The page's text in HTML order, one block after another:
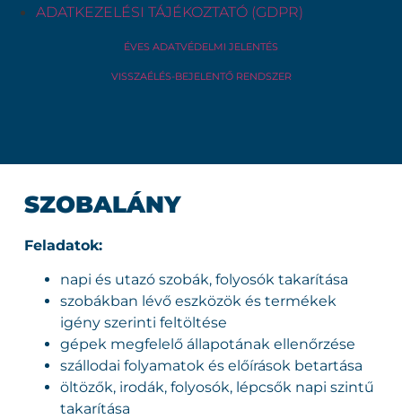
ADATKEZELÉSI TÁJÉKOZTATÓ (GDPR)
ÉVES ADATVÉDELMI JELENTÉS
VISSZAÉLÉS-BEJELENTŐ RENDSZER
SZOBALÁNY
Feladatok:
napi és utazó szobák, folyosók takarítása
szobákban lévő eszközök és termékek
igény szerinti feltöltése
gépek megfelelő állapotának ellenőrzése
szállodai folyamatok és előírások betartása
öltözők, irodák, folyosók, lépcsők napi szintű
takarítása